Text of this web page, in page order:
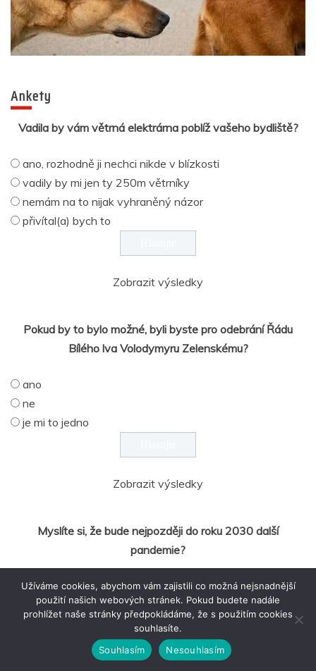
Ankety
Vadila by vám větrná elektrárna poblíž vašeho bydliště?
ano, rozhodně ji nechci nikde v blízkosti
vadily by mi jen ty 250m větrníky
nemám na to nijak vyhraněný názor
přivítal(a) bych to
Zobrazit výsledky
Pokud by to bylo možné, byli byste pro odebrání Řádu
Bílého lva Volodymyru Zelenskému?
ano
ne
je mi to jedno
Zobrazit výsledky
Myslíte si, že bude nejpozději do roku 2030 další
pandemie?
ne
ano
nemám na to názor
Užíváme cookies, abychom vám zajistili co možná nejsnadnější
použití našich webových stránek. Pokud budete nadále
prohlížet naše stránky předpokládáme, že s použitím cookies
souhlasíte.
Souhlasím
Nesouhlasím